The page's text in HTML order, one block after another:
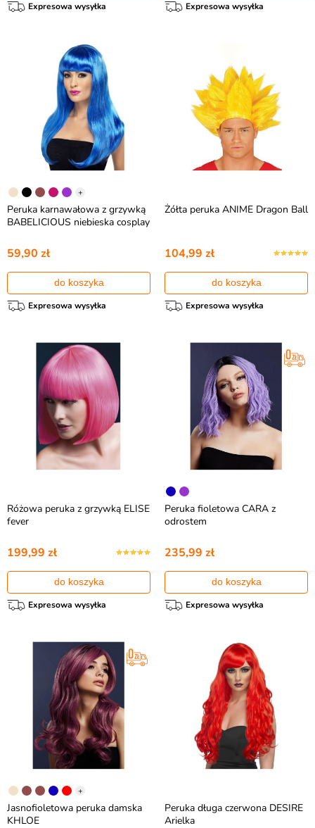
Expresowa wysyłka Expresowa wysyłka
+
Peruka karnawałowa z grzywką
BABELICIOUS niebieska cosplay
59,90 zł
do koszyka
Expresowa wysyłka
Żółta peruka ANIME Dragon Ball
104,99 zł
do koszyka
Expresowa wysyłka
Różowa peruka z grzywką ELISE
fever
199,99 zł
do koszyka
Expresowa wysyłka
Peruka fioletowa CARA z
odrostem
235,99 zł
do koszyka
Expresowa wysyłka
+
Jasnofioletowa peruka damska
KHLOE
Peruka długa czerwona DESIRE
Arielka